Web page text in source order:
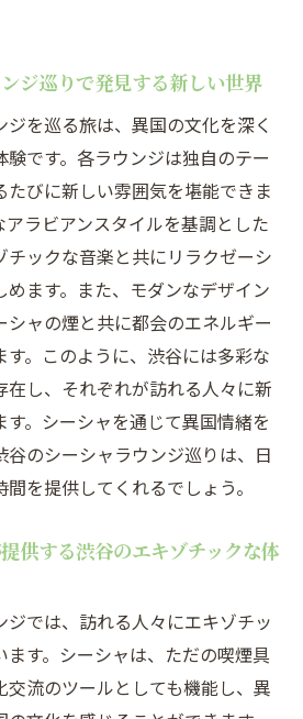
ャがつなぐ多文化コミュニテ
ウンジで味わう日本と異国の
ャラウンジで感じる日本と世
たらす渋谷での文化の融合体
ャラウンジで楽しむ日本風フ
が交わる渋谷のシーシャラウン
く渋谷の新たな発見と出会い
ンジで渋谷の新しい魅力を発
ジ巡りで発見する新しい世界
を巡る旅は、異国の文化を深く
です。各ラウンジは独自のテー
たびに新しい雰囲気を堪能できま
ラビアンスタイルを基調とした
チックな音楽と共にリラクゼーシ
めます。また、モダンなデザイン
シャの煙と共に都会のエネルギー
す。このように、渋谷には多彩な
在し、それぞれが訪れる人々に新
。シーシャを通じて異国情緒を
のシーシャラウンジ巡りは、日
を提供してくれるでしょう。
供する渋谷のエキゾチックな体
ジでは、訪れる人々にエキゾチッ
ます。シーシャは、ただの喫煙具
交流のツールとしても機能し、異